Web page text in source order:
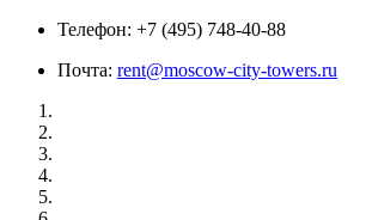
Телефон: +7 (495) 748-40-88
Почта: rent@moscow-city-towers.ru